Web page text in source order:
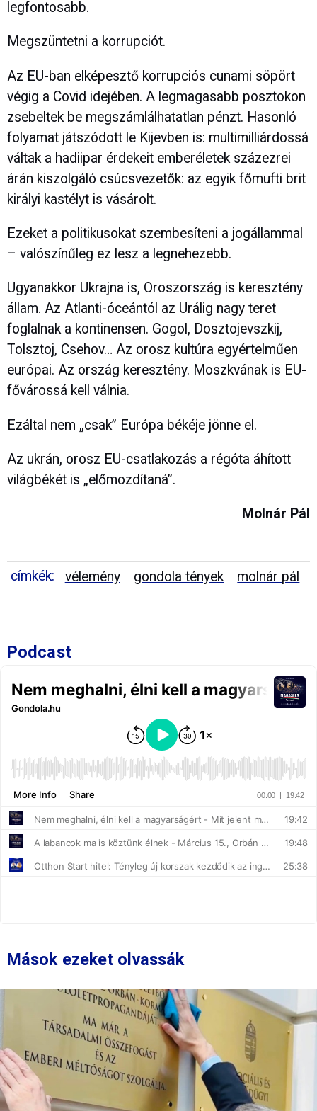
legfontosabb.
Megszüntetni a korrupciót.
Az EU-ban elképesztő korrupciós cunami söpört
végig a Covid idejében. A legmagasabb posztokon
zsebeltek be megszámlálhatatlan pénzt. Hasonló
folyamat játszódott le Kijevben is: multimilliárdossá
váltak a hadiipar érdekeit emberéletek százezrei
árán kiszolgáló csúcsvezetők: az egyik főmufti brit
királyi kastélyt is vásárolt.
Ezeket a politikusokat szembesíteni a jogállammal
– valószínűleg ez lesz a legnehezebb.
Ugyanakkor Ukrajna is, Oroszország is keresztény
állam. Az Atlanti-óceántól az Urálig nagy teret
foglalnak a kontinensen. Gogol, Dosztojevszkij,
Tolsztoj, Csehov… Az orosz kultúra egyértelműen
európai. Az ország keresztény. Moszkvának is EU-
fővárossá kell válnia.
Ezáltal nem „csak” Európa békéje jönne el.
Az ukrán, orosz EU-csatlakozás a régóta áhított
világbékét is „előmozdítaná”.
Molnár Pál
címkék: vélemény gondola tények molnár pál
Podcast
Mások ezeket olvassák